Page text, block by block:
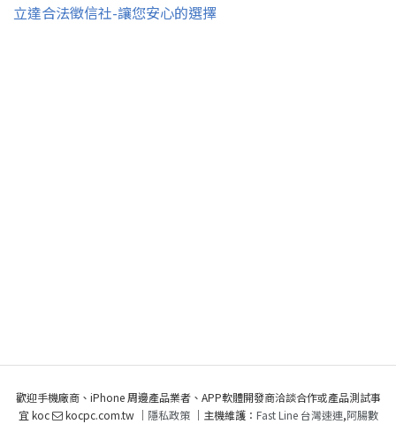
立達合法徵信社-讓您安心的選擇
歡迎手機廠商、iPhone 周邊產品業者、APP軟體開發商洽談合作或產品測試事
宜 koc
kocpc.com.tw ｜ 隱私政策｜主機維護： Fast Line 台灣速連,阿腸數